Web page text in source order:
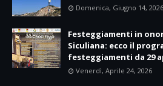
Domenica, Giugno 14, 2026
Festeggiamenti in
Siculiana: ecco il
festeggiamenti da 29
Venerdì, Aprile 24, 2026